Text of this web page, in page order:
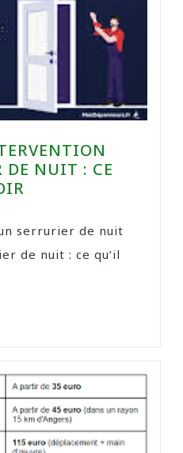
DE NUIT : CE
serrurier de nuit
de nuit : ce qu’il